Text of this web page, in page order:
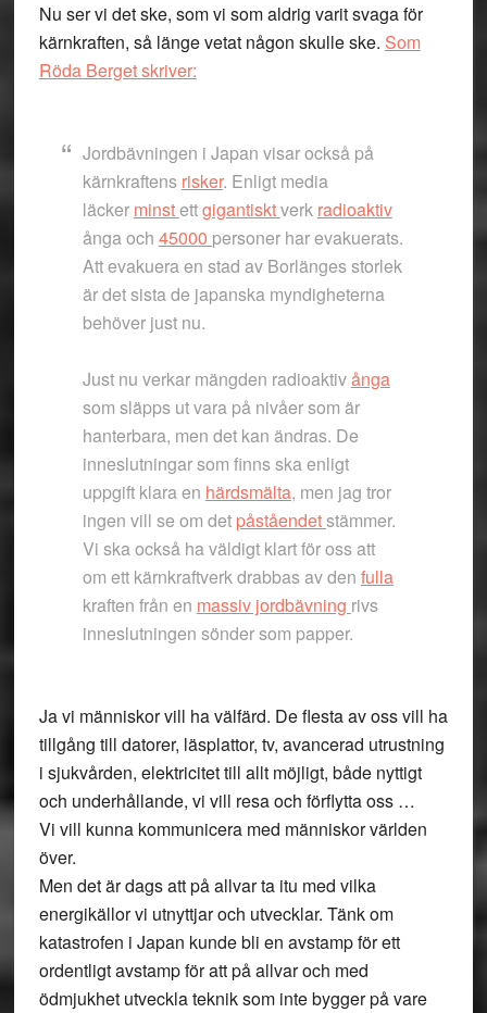
Nu ser vi det ske, som vi som aldrig varit svaga för
kärnkraften, så länge vetat någon skulle ske. Som
Röda Berget skriver:
Jordbävningen i Japan visar också på
kärnkraftens risker. Enligt media
läcker minstettgigantisktverk radioaktiv
ånga och 45000 personer har evakuerats.
Att evakuera en stad av Borlänges storlek
är det sista de japanska myndigheterna
behöver just nu.
Just nu verkar mängden radioaktivånga
som släpps ut vara på nivåer som är
hanterbara, men det kan ändras. De
inneslutningar som finns ska enligt
uppgift klara en härdsmälta, men jag tror
ingen vill se om det påståendetstämmer.
Vi ska också ha väldigt klart för oss att
om ett kärnkraftverk drabbas av den fulla
kraften från en massiv jordbävning rivs
inneslutningen sönder som papper.
Ja vi människor vill ha välfärd. De flesta av oss vill ha
tillgång till datorer, läsplattor, tv, avancerad utrustning
i sjukvården, elektricitet till allt möjligt, både nyttigt
och underhållande, vi vill resa och förflytta oss …
Vi vill kunna kommunicera med människor världen
över.
Men det är dags att på allvar ta itu med vilka
energikällor vi utnyttjar och utvecklar. Tänk om
katastrofen i Japan kunde bli en avstamp för ett
ordentligt avstamp för att på allvar och med
ödmjukhet utveckla teknik som inte bygger på vare